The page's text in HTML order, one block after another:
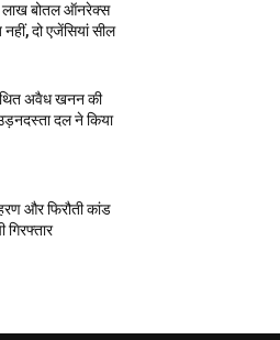
लाख बोतल ऑनरेक्स
दो एजेंसियां सील
अवैध खनन की
दल ने किया
और फिरौती कांड
गिरफ्तार